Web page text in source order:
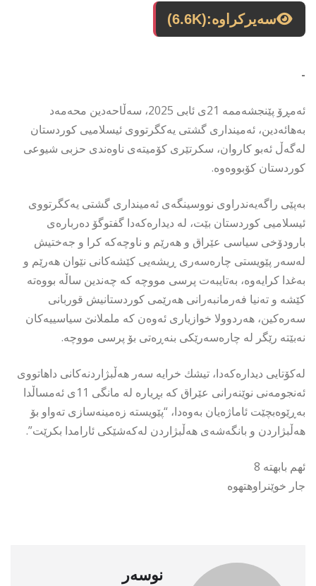
سەیرکراوە:(6.6K)
-
ئەمڕۆ پێنجشەممە 21ی ئابی 2025، سەڵاحەدین محەمەد
بەهائەدین، ئەمینداری گشتی یەكگرتووی ئیسلامیی كوردستان
لەگەڵ ئەبو كاروان، سكرتێری كۆمیتەی ناوەندی حزبی شیوعی
كوردستان کۆبووەوە.
بەپێی راگەیەندراوی نووسینگەی ئەمینداری گشتی یەكگرتووی
ئیسلامیی كوردستان بێت، لە دیدارەكەدا گفتوگۆ دەربارەی
بارودۆخی سیاسی عێراق و هەرێم و ناوچەكە كرا و جەختیش
لەسەر پێویستی چارەسەری ڕیشەیی كێشەكانی نێوان هەرێم و
بەغدا كرایەوە، بەتایبەت پرسی مووچە كە چەندین ساڵە بووەتە
كێشە و تەنیا فەرمانبەرانی هەرێمی كوردستانیش قوربانی
سەرەكین، هەردوولا خوازیاری ئەوەن كە ململانێ سیاسییەكان
نەبێتە رێگر لە چارەسەرێكی بنەڕەتی بۆ پرسی مووچە.
لەكۆتایی دیدارەكەدا، تیشك خرایە سەر هەڵبژاردنەكانی داهاتووی
ئەنجومەنی نوێنەرانی عێراق كە بڕیارە لە مانگی 11ی ئەمساڵدا
بەڕێوەبچێت ئاماژەیان بەوەدا، “پێویستە زەمینەسازی تەواو بۆ
هەڵبژاردن و بانگەشەی هەڵبژاردن لەكەشێكی ئارامدا بكرێت”.
ئهم بابهته 8
جار خوێنراوهتهوه
نوسەر